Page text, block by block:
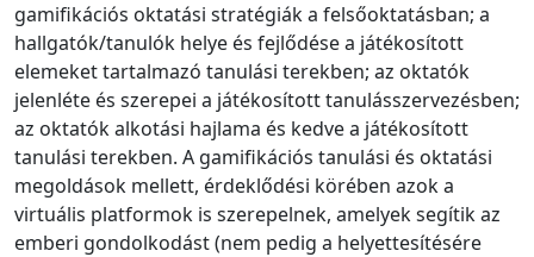
gamifikációs oktatási stratégiák a felsőoktatásban; a
hallgatók/tanulók helye és fejlődése a játékosított
elemeket tartalmazó tanulási terekben; az oktatók
jelenléte és szerepei a játékosított tanulásszervezésben;
az oktatók alkotási hajlama és kedve a játékosított
tanulási terekben. A gamifikációs tanulási és oktatási
megoldások mellett, érdeklődési körében azok a
virtuális platformok is szerepelnek, amelyek segítik az
emberi gondolkodást (nem pedig a helyettesítésére